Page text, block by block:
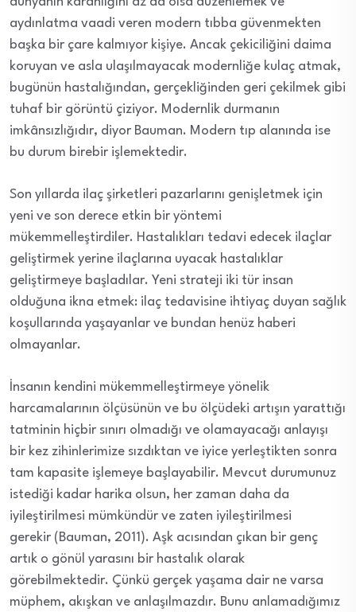
aydınlatma vaadi veren modern tıbba güvenmekten
başka bir çare kalmıyor kişiye. Ancak çekiciliğini daima
koruyan ve asla ulaşılmayacak modernliğe kulaç atmak,
bugünün hastalığından, gerçekliğinden geri çekilmek gibi
tuhaf bir görüntü çiziyor. Modernlik durmanın
imkânsızlığıdır, diyor Bauman. Modern tıp alanında ise
bu durum birebir işlemektedir.
Son yıllarda ilaç şirketleri pazarlarını genişletmek için
yeni ve son derece etkin bir yöntemi
mükemmelleştirdiler. Hastalıkları tedavi edecek ilaçlar
geliştirmek yerine ilaçlarına uyacak hastalıklar
geliştirmeye başladılar. Yeni strateji iki tür insan
olduğuna ikna etmek: ilaç tedavisine ihtiyaç duyan sağlık
koşullarında yaşayanlar ve bundan henüz haberi
olmayanlar.
İnsanın kendini mükemmelleştirmeye yönelik
harcamalarının ölçüsünün ve bu ölçüdeki artışın yarattığı
tatminin hiçbir sınırı olmadığı ve olamayacağı anlayışı
bir kez zihinlerimize sızdıktan ve iyice yerleştikten sonra
tam kapasite işlemeye başlayabilir. Mevcut durumunuz
istediği kadar harika olsun, her zaman daha da
iyileştirilmesi mümkündür ve zaten iyileştirilmesi
gerekir (Bauman, 2011). Aşk acısından çıkan bir genç
artık o gönül yarasını bir hastalık olarak
görebilmektedir. Çünkü gerçek yaşama dair ne varsa
müphem, akışkan ve anlaşılmazdır. Bunu anlamadığımız